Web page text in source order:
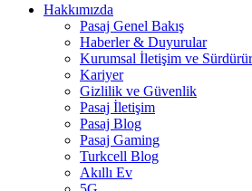
Hakkımızda
Pasaj Genel Bakış
Haberler & Duyurular
Kurumsal İletişim ve
Kariyer
Gizlilik ve Güvenlik
Pasaj İletişim
Pasaj Blog
Pasaj Gaming
Turkcell Blog
Akıllı Ev